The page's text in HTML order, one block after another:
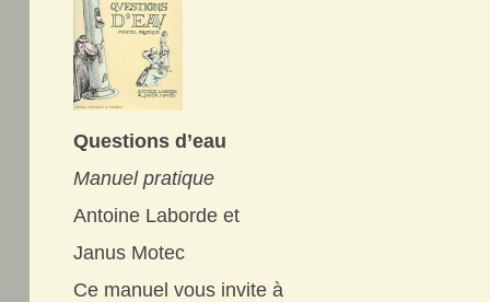
Questions d’eau
Manuel pratique
Antoine Laborde et
Janus Motec
Ce manuel vous invite à